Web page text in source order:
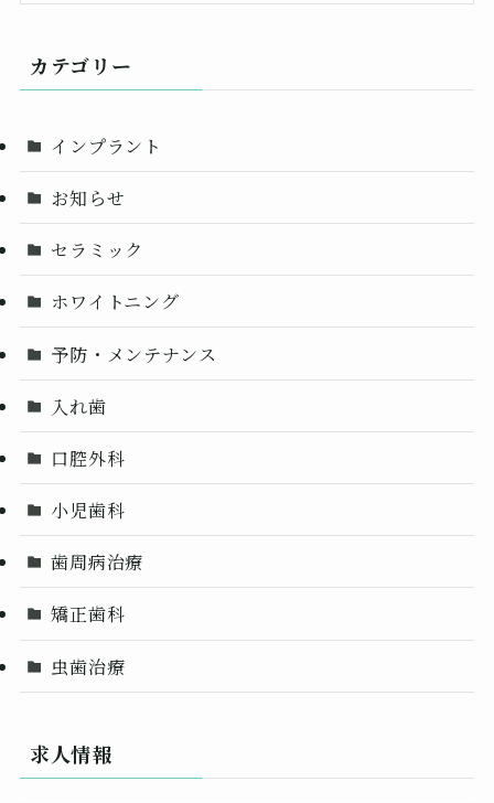
カテゴリー
インプラント
お知らせ
セラミック
ホワイトニング
予防・メンテナンス
入れ歯
口腔外科
小児歯科
歯周病治療
矯正歯科
虫歯治療
求人情報